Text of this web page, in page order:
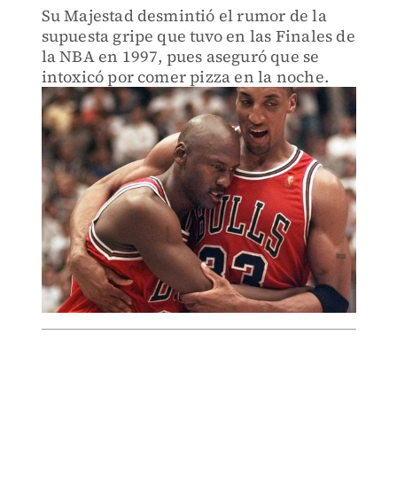
Su Majestad desmintió el rumor de la
supuesta gripe que tuvo en las Finales de
la NBA en 1997, pues aseguró que se
intoxicó por comer pizza en la noche.